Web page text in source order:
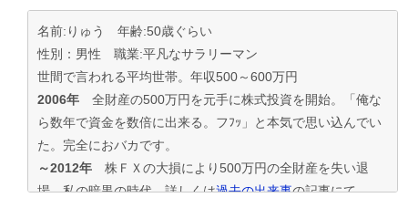
名前:りゅう 年齢:50歳ぐらい
性別：男性 職業:平凡なサラリーマン
世間で言われる平均世帯。年収500～600万円
2006年 全財産の500万円を元手に株式投資を開始。「俺な
ら数年で資金を数倍に出来る。フﾌｯ」と本気で思い込んでい
た。完全におバカです。
～2012年 株ＦＸの大損により500万円の全財産を失い退
場。私の暗黒の時代。詳しくは過去の出来事の記事にて